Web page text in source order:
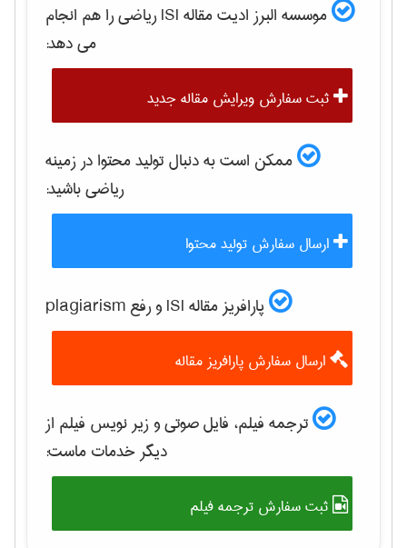
موسسه البرز ادیت مقاله ISI رياضیرا هم انجام
می دهد:
ثبت سفارش ویرایش مقاله جدید
ممکن است به دنبال تولید محتوا در زمینه
رياضیباشید:
ارسال سفارش تولید محتوا
پارافریز مقاله ISI و رفع plagiarism
ارسال سفارش پارافریز مقاله
ترجمه فیلم، فایل صوتی و زیر نویس فیلم از
دیگر خدمات ماست:
ثبت سفارش ترجمه فیلم